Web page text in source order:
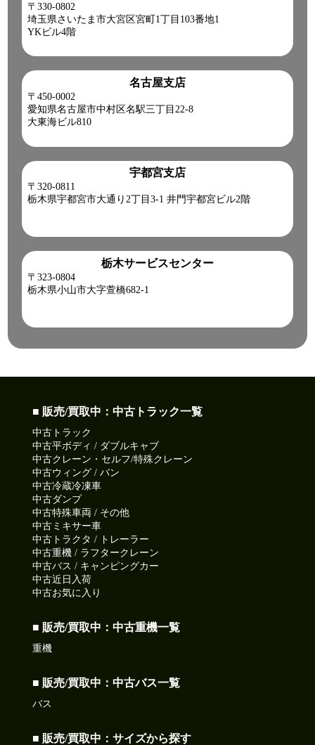
〒330-0802
埼玉県さいたま市大宮区宮町1丁目103番地1
YKビル4階
名古屋支店
〒450-0002
愛知県名古屋市中村区名駅三丁目22-8
大東海ビル810
宇都宮支店
〒320-0811
栃木県宇都宮市大通り2丁目3-1 井門宇都宮ビル2階
栃木サービスセンター
〒323-0804
栃木県小山市大字萱橋682-1
■ 販売/買取中：中古トラック一覧
中古トラック
中古平ボディ / ダブルキャブ
中古クレーン・セルフ/特殊クレーン
中古ウィング / バン
中古冷蔵冷凍車
中古ダンプ
中古特殊車両 / その他
中古ミキサー車
中古トラクタ / トレーラー
中古重機 / ラフタークレーン
中古バス / キャンピングカー
中古近日入荷
中古お気に入り
■ 販売/買取中：中古重機一覧
重機
■ 販売/買取中：中古バス一覧
バス
■ 販売/買取中：サイズから探す